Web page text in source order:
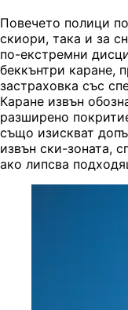
Повечето полици
скиори, така и за
по-екстремни
беккънтри каране,
застраховка със
Каране извън
разширено
също изискват
извън ски-зоната,
ако липсва